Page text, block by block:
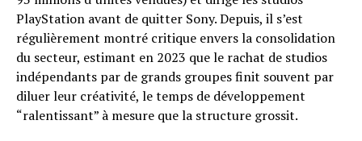
PlayStation avant de quitter Sony. Depuis, il s’est
régulièrement montré critique envers la consolidation
du secteur, estimant en 2023 que le rachat de studios
indépendants par de grands groupes finit souvent par
diluer leur créativité, le temps de développement
“ralentissant” à mesure que la structure grossit.